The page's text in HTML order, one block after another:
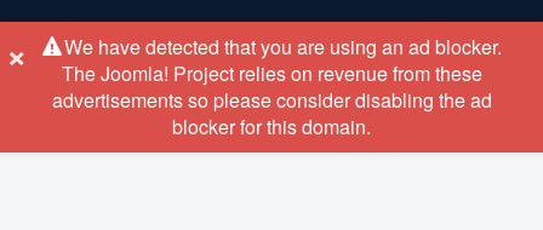
×
We have detected that you are using an ad blocker.
The Joomla! Project relies on revenue from these
advertisements so please consider disabling the ad
blocker for this domain.